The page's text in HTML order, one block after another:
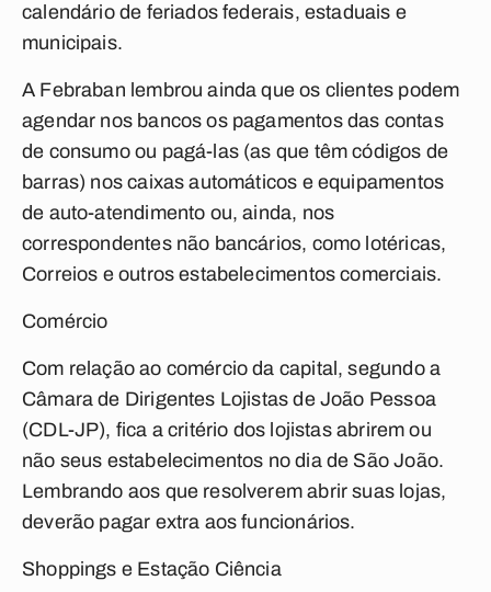
calendário de feriados federais, estaduais e
municipais.
A Febraban lembrou ainda que os clientes podem
agendar nos bancos os pagamentos das contas
de consumo ou pagá-las (as que têm códigos de
barras) nos caixas automáticos e equipamentos
de auto-atendimento ou, ainda, nos
correspondentes não bancários, como lotéricas,
Correios e outros estabelecimentos comerciais.
Comércio
Com relação ao comércio da capital, segundo a
Câmara de Dirigentes Lojistas de João Pessoa
(CDL-JP), fica a critério dos lojistas abrirem ou
não seus estabelecimentos no dia de São João.
Lembrando aos que resolverem abrir suas lojas,
deverão pagar extra aos funcionários.
Shoppings e Estação Ciência